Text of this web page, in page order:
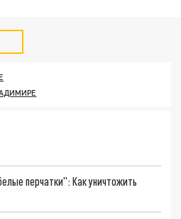
перчатки": Как уничтожить